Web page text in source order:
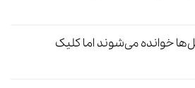
خوانده می‌شوند اما کلیک